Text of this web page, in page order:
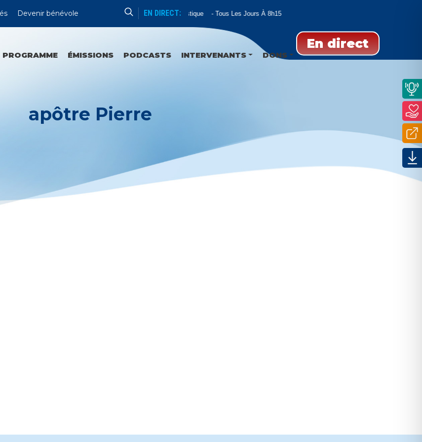
Devenir bénévole EN DIRECT:
Lecture Patristique Tous Les Jours À 8h15
En direct
PROGRAMME ÉMISSIONS PODCASTS INTERVENANTS DONS
apôtre Pierre